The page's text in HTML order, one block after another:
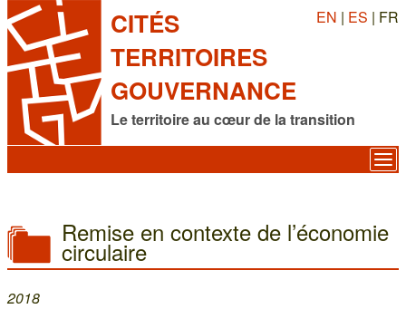
CITÉS
TERRITOIRES
GOUVERNANCE
Le territoire au cœur de la transition
EN | ES | FR
Remise en contexte de l’économie
circulaire
2018